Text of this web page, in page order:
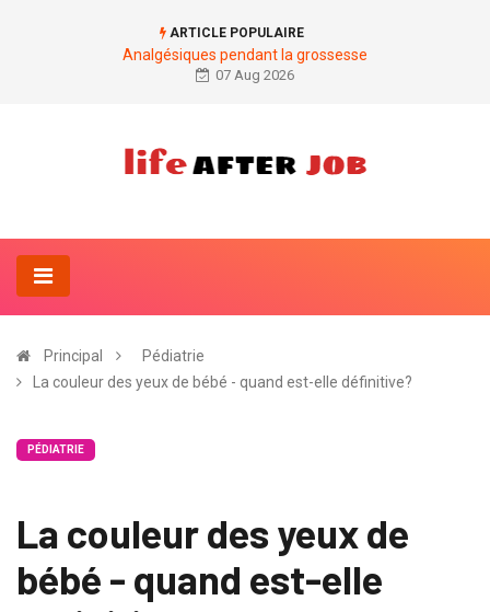
ARTICLE POPULAIRE
Analgésiques pendant la grossesse
07 Aug 2026
Principal
Pédiatrie
La couleur des yeux de bébé - quand est-elle définitive?
PÉDIATRIE
La couleur des yeux de
bébé - quand est-elle